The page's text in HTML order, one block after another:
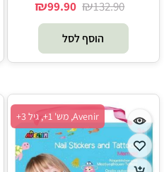
₪132.90
₪99.90
הוסף לסל
Avenir, מש' 1+, גיל 3+